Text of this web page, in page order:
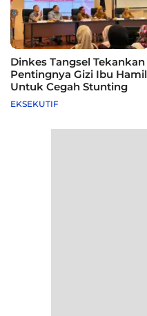
Dinkes Tangsel Tekankan
Pentingnya Gizi Ibu Hamil
Untuk Cegah Stunting
EKSEKUTIF